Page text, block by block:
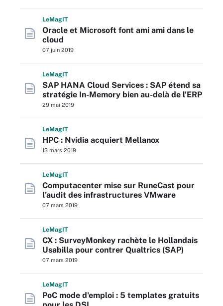
LeMagIT
Oracle et Microsoft font ami ami dans le
cloud
07 juin 2019
LeMagIT
SAP HANA Cloud Services : SAP étend sa
stratégie In-Memory bien au-delà de l'ERP
29 mai 2019
LeMagIT
HPC : Nvidia acquiert Mellanox
13 mars 2019
LeMagIT
Computacenter mise sur RuneCast pour
l’audit des infrastructures VMware
07 mars 2019
LeMagIT
CX : SurveyMonkey rachète le Hollandais
Usabilla pour contrer Qualtrics (SAP)
07 mars 2019
LeMagIT
PoC mode d'emploi : 5 templates gratuits